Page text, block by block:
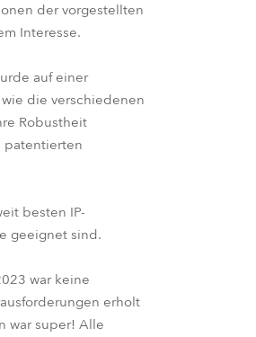
Business Development
BDM
TetraX™
der vorgestellten
Interesse.
auf einer
die verschiedenen
Robustheit
patentierten
besten IP-
geeignet sind.
war keine
erholt
war super! Alle